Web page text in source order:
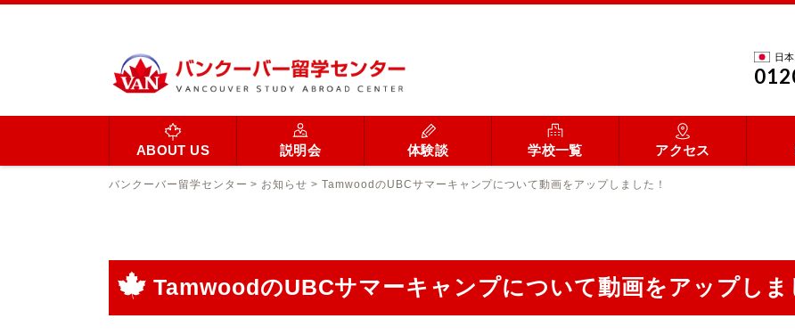
日
ABOUT US 説明会 体験談 学校一覧 アクセス
バンクーバー留学センター > お知らせ >TamwoodのUBCサマーキャンプについて動画をアップしました！
TamwoodのUBCサマーキャンプについて動画をアップしま